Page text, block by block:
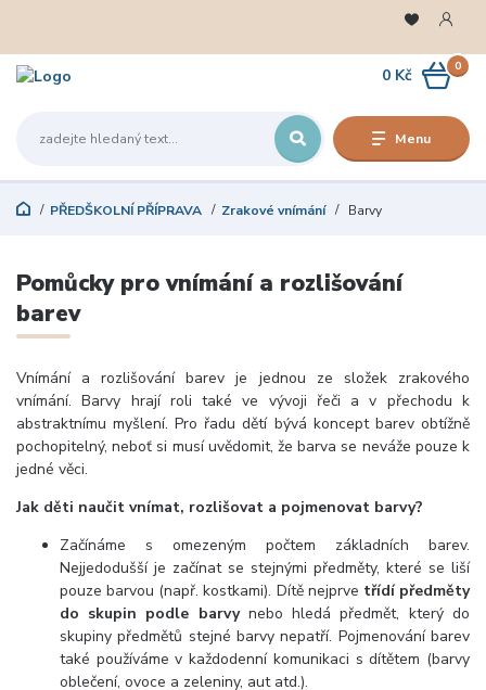
Menu
0
0 Kč
PŘEDŠKOLNÍ PŘÍPRAVA Zrakové vnímání Barvy
Pomůcky pro vnímání a rozlišování
barev
Vnímání a rozlišování barev je jednou ze složek zrakového
vnímání. Barvy hrají roli také ve vývoji řeči a v přechodu k
abstraktnímu myšlení. Pro řadu dětí bývá koncept barev obtížně
pochopitelný, neboť si musí uvědomit, že barva se neváže pouze k
jedné věci.
Jak děti naučit vnímat, rozlišovat a pojmenovat barvy?
Začínáme s omezeným počtem základních barev.
Nejjedodušší je začínat se stejnými předměty, které se liší
pouze barvou (např. kostkami). Dítě nejprve třídí předměty
do skupin podle barvynebo hledá předmět, který do
skupiny předmětů stejné barvy nepatří. Pojmenování barev
také používáme v každodenní komunikaci s dítětem (barvy
oblečení, ovoce a zeleniny, aut atd.).